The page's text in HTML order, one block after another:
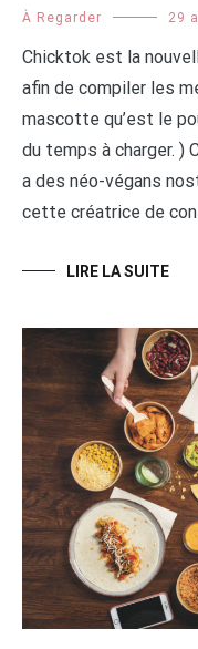
À Regarder 29
Chicktok est la
afin de compiler les
mascotte qu’est le
du temps à charger. )
a des néo-végans
cette créatrice de
LIRE LA SUITE